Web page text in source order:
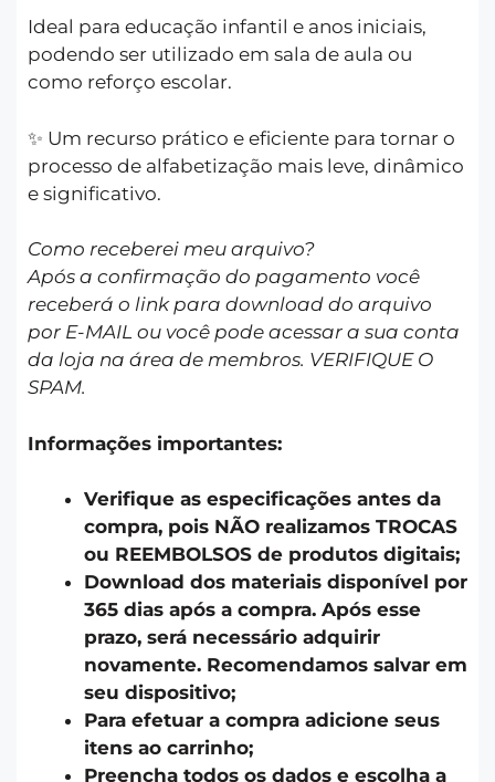
Ideal para educação infantil e anos iniciais,
podendo ser utilizado em sala de aula ou
como reforço escolar.
✨ Um recurso prático e eficiente para tornar o
processo de alfabetização mais leve, dinâmico
e significativo.
Como receberei meu arquivo?
Após a confirmação do pagamento você
receberá o link para download do arquivo
por E-MAIL ou você pode acessar a sua conta
da loja na área de membros. VERIFIQUE O
SPAM.
Informações importantes:
Verifique as especificações antes da
compra, pois NÃO realizamos TROCAS
ou REEMBOLSOS de produtos digitais;
Download dos materiais disponível por
365 dias após a compra. Após esse
prazo, será necessário adquirir
novamente. Recomendamos salvar em
seu dispositivo;
Para efetuar a compra adicione seus
itens ao carrinho;
Preencha todos os dados e escolha a